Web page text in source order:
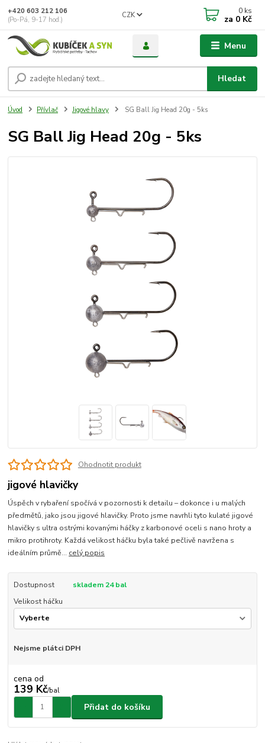
Menu
CZK
Hledat
+420 603 212 106
(Po-Pá, 9-17 hod.)
0 ks
za 0 Kč
Úvod Přívlač Jigové hlavy SG Ball Jig Head 20g - 5ks
SG Ball Jig Head 20g - 5ks
Ohodnotit produkt
jigové hlavičky
Úspěch v rybaření spočívá v pozornosti k detailu – dokonce i u malých
předmětů, jako jsou jigové hlavičky. Proto jsme navrhli tyto kulaté jigové
hlavičky s ultra ostrými kovanými háčky z karbonové oceli s nano hroty a
mikro protihroty. Každá velikost háčku byla také pečlivě navržena s
ideálním průmě... celý popis
Dostupnost
skladem 24 bal
Velikost háčku
Nejsme plátci DPH
cena od
139 Kč/bal
Přidat do košíku